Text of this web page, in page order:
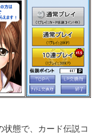
態で、カード伝説コ